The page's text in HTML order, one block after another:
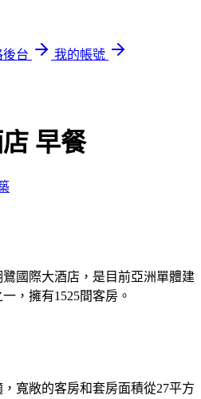
後台
我的帳號
早餐
鷺國際大酒店，是目前亞洲單體建
， 擁有1525間客房。
寬敞的客房和套房面積從27平方